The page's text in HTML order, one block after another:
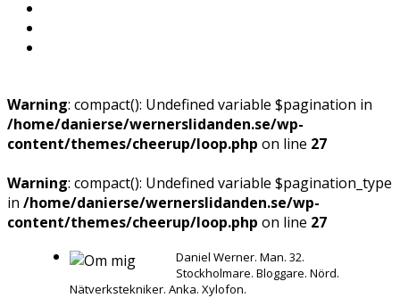
Warning: compact(): Undefined variable $pagination in
/home/danierse/wernerslidanden.se/wp-
content/themes/cheerup/loop.php on line 27
Warning: compact(): Undefined variable $pagination_type
in /home/danierse/wernerslidanden.se/wp-
content/themes/cheerup/loop.php on line 27
Daniel Werner. Man. 32.
Stockholmare. Bloggare. Nörd.
Nätverkstekniker. Anka. Xylofon.